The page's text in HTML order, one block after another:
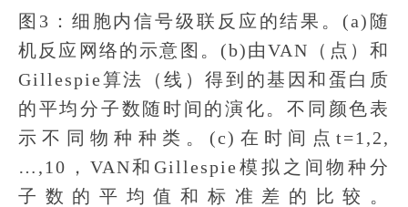
图3：细胞内信号级联反应的结果。(a)随
机反应网络的示意图。(b)由VAN（点）和
Gillespie算法（线）得到的基因和蛋白质
的平均分子数随时间的演化。不同颜色表
示不同物种种类。(c)在时间点t=1,2,
…,10，VAN和Gillespie模拟之间物种分
子数的平均值和标准差的比较。